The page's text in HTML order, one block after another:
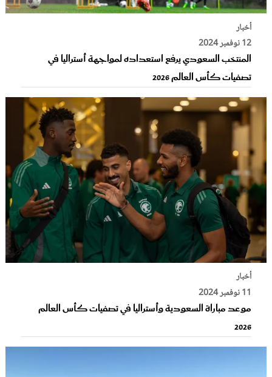
أخبار
12 نوفمبر 2024
المنتخب السعودي يرفع استعداده لمواجهة أستراليا في
تصفيات كأس العالم 2026
أخبار
11 نوفمبر 2024
موعد مباراة السعودية وأستراليا في تصفيات كأس العالم
2026